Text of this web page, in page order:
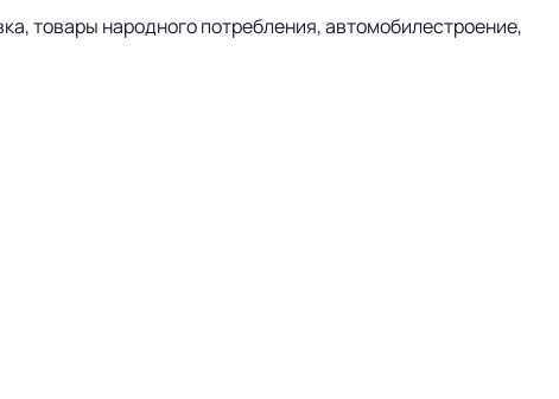
товары народного потребления, автомобилестроение,